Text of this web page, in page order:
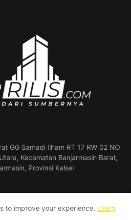
GG Samadi Ilham RT 17 RW 02 NO
Kecamatan Banjarmasin Barat,
Provinsi Kalsel
Pedoman Media Siber
to improve your experience. Learn